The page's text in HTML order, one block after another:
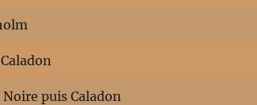
puis Caladon